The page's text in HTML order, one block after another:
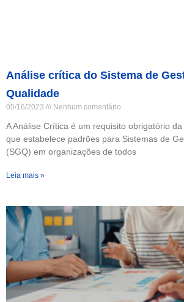
Análise crítica do Sistema de
Qualidade
05/16/2023 Nenhum comentário
A Análise Crítica é um requisito obrigatório da
que estabelece padrões para Sistemas de
(SGQ) em organizações de todos
Leia mais »